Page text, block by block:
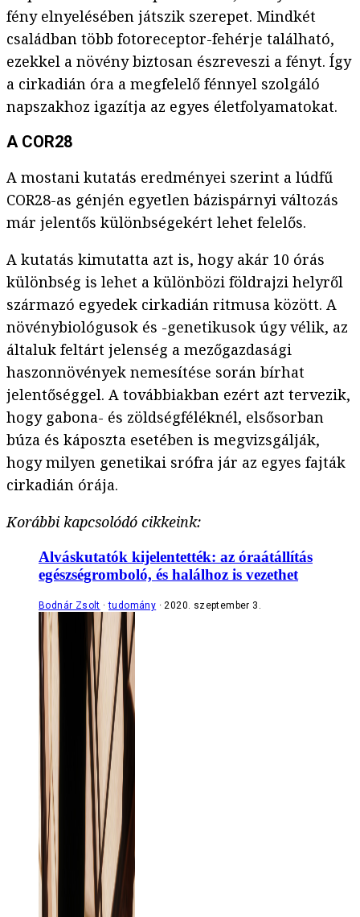
fény elnyelésében játszik szerepet. Mindkét
családban több fotoreceptor-fehérje található,
ezekkel a növény biztosan észreveszi a fényt. Így
a cirkadián óra a megfelelő fénnyel szolgáló
napszakhoz igazítja az egyes életfolyamatokat.
A COR28
A mostani kutatás eredményei szerint a lúdfű
COR28-as génjén egyetlen bázispárnyi változás
már jelentős különbségekért lehet felelős.
A kutatás kimutatta azt is, hogy akár 10 órás
különbség is lehet a különbözi földrajzi helyről
származó egyedek cirkadián ritmusa között. A
növénybiológusok és -genetikusok úgy vélik, az
általuk feltárt jelenség a mezőgazdasági
haszonnövények nemesítése során bírhat
jelentőséggel. A továbbiakban ezért azt tervezik,
hogy gabona- és zöldségféléknél, elsősorban
búza és káposzta esetében is megvizsgálják,
hogy milyen genetikai srófra jár az egyes fajták
cirkadián órája.
Korábbi kapcsolódó cikkeink:
Alváskutatók kijelentették: az óraátállítás
egészségromboló, és halálhoz is vezethet
Bodnár Zsolt tudomány 2020. szeptember 3.